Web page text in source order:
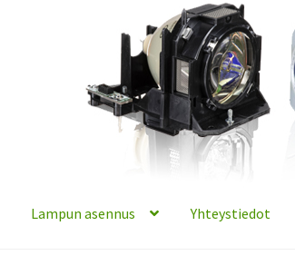
Lampun asennus Yhteystiedot